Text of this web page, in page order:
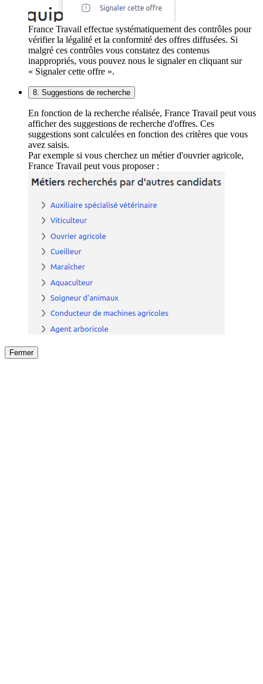
France Travail effectue systématiquement des contrôles pour
vérifier la légalité et la conformité des offres diffusées. Si
malgré ces contrôles vous constatez des contenus
inappropriés, vous pouvez nous le signaler en cliquant sur
« Signaler cette offre ».
8. Suggestions de recherche
En fonction de la recherche réalisée, France Travail peut vous
afficher des suggestions de recherche d'offres. Ces
suggestions sont calculées en fonction des critères que vous
avez saisis.
Par exemple si vous cherchez un métier d'ouvrier agricole,
France Travail peut vous proposer :
Fermer